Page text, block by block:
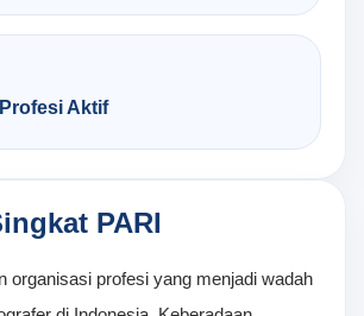
Aktif
PARI
organisasi profesi yang menjadi wadah